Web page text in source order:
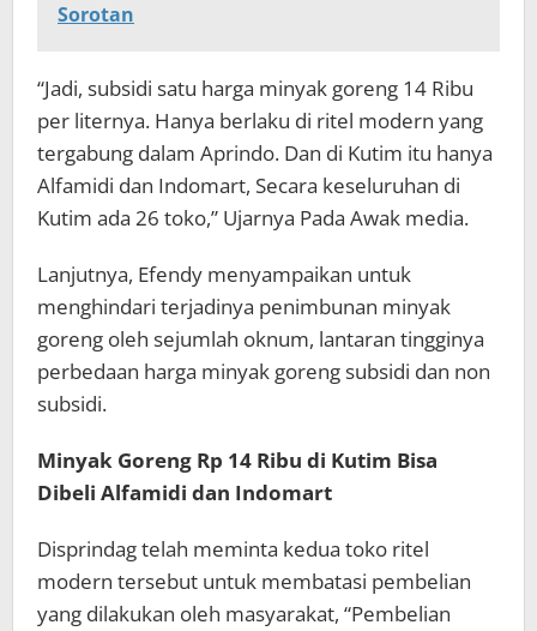
Sorotan
“Jadi, subsidi satu harga minyak goreng 14 Ribu
per liternya. Hanya berlaku di ritel modern yang
tergabung dalam Aprindo. Dan di Kutim itu hanya
Alfamidi dan Indomart, Secara keseluruhan di
Kutim ada 26 toko,” Ujarnya Pada Awak media.
Lanjutnya, Efendy menyampaikan untuk
menghindari terjadinya penimbunan minyak
goreng oleh sejumlah oknum, lantaran tingginya
perbedaan harga minyak goreng subsidi dan non
subsidi.
Minyak Goreng Rp 14 Ribu di Kutim Bisa
Dibeli Alfamidi dan Indomart
Disprindag telah meminta kedua toko ritel
modern tersebut untuk membatasi pembelian
yang dilakukan oleh masyarakat, “Pembelian